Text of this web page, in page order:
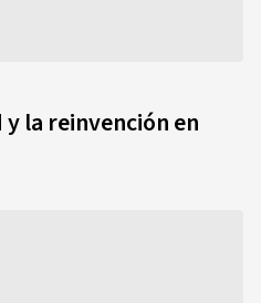
la reinvención en